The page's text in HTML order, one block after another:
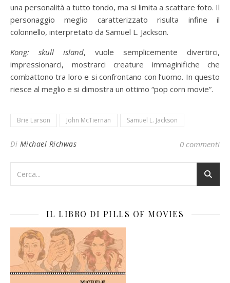
una personalità a tutto tondo, ma si limita a scattare foto. Il
personaggio meglio caratterizzato risulta infine il
colonnello, interpretato da Samuel L. Jackson.
Kong: skull island, vuole semplicemente divertirci,
impressionarci, mostrarci creature immaginifiche che
combattono tra loro e si confrontano con l’uomo. In questo
riesce al meglio e si dimostra un ottimo “pop corn movie”.
Brie Larson John McTiernan Samuel L. Jackson
Di Michael Richwas 0 commenti
IL LIBRO DI PILLS OF MOVIES